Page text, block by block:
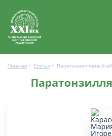
Главная / Статьи / Паратонзиллярный